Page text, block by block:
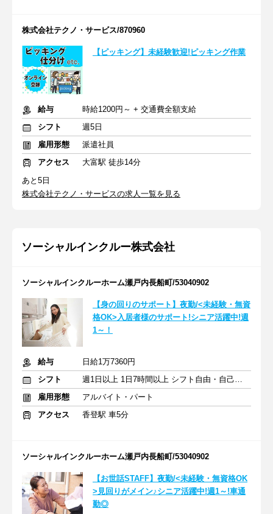
株式会社テクノ・サービス/870960
【ピッキング】未経験歓迎!ピッキング作業
給与
時給1200円～ + 交通費全額支給
シフト
週5日
雇用形態
派遣社員
アクセス
大富駅 徒歩14分
あと5日
株式会社テクノ・サービスの求人一覧を見る
ソーシャルインクルー株式会社
ソーシャルインクルーホーム瀬戸内長船町/53040902
【身の回りのサポート】夜勤/<未経験・無資
格OK>入居者様のサポート!シニア活躍中!週
1～！
給与
日給1万7360円
シフト
週1日以上 1日7時間以上 シフト自由・自己申告
雇用形態
アルバイト・パート
アクセス
香登駅 車5分
ソーシャルインクルーホーム瀬戸内長船町/53040902
【お世話STAFF】夜勤/<未経験・無資格OK
>見回りがメイン♪シニア活躍中!週1～!車通
勤◎